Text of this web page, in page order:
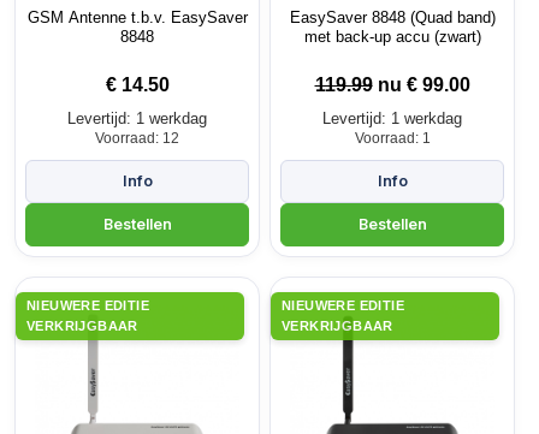
GSM Antenne t.b.v. EasySaver
8848
€ 14.50
Levertijd: 1 werkdag
Voorraad: 12
EasySaver 8848 (Quad band)
met back-up accu (zwart)
119.99nu € 99.00
Levertijd: 1 werkdag
Voorraad: 1
NIEUWERE EDITIE
VERKRIJGBAAR
NIEUWERE EDITIE
VERKRIJGBAAR